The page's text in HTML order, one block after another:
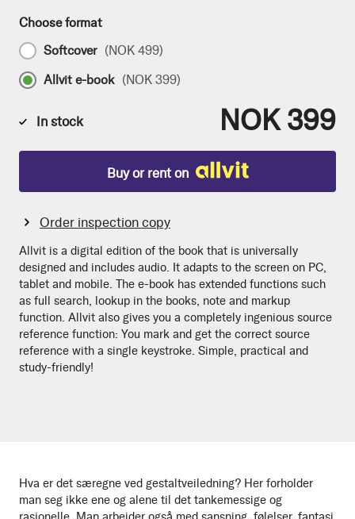
Hva er det særegne ved gestaltveiledning? Her forholder
man seg ikke ene og alene til det tankemessige og
Choose format
Softcover (NOK 499)
Allvit e-book (NOK 399)
In stock NOK 399
Buy or rent on
Order inspection copy
Allvit is a digital edition of the book that is universally
designed and includes audio. It adapts to the screen on PC,
tablet and mobile. The e-book has extended functions such
as full search, lookup in the books, note and markup
function. Allvit also gives you a completely ingenious source
reference function: You mark and get the correct source
reference with a single keystroke. Simple, practical and
study-friendly!